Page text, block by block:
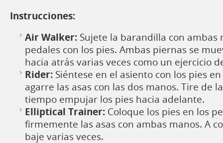
Instrucciones:
Air Walker: Sujete la barandilla con ambas
pedales con los pies. Ambas piernas se
hacia atrás varias veces como un ejercicio
Rider: Siéntese en el asiento con los pies
agarre las asas con las dos manos. Tire de
tiempo empujar los pies hacia adelante.
Elliptical Trainer: Coloque los pies en los
firmemente las asas con ambas manos. A
baje varias veces.